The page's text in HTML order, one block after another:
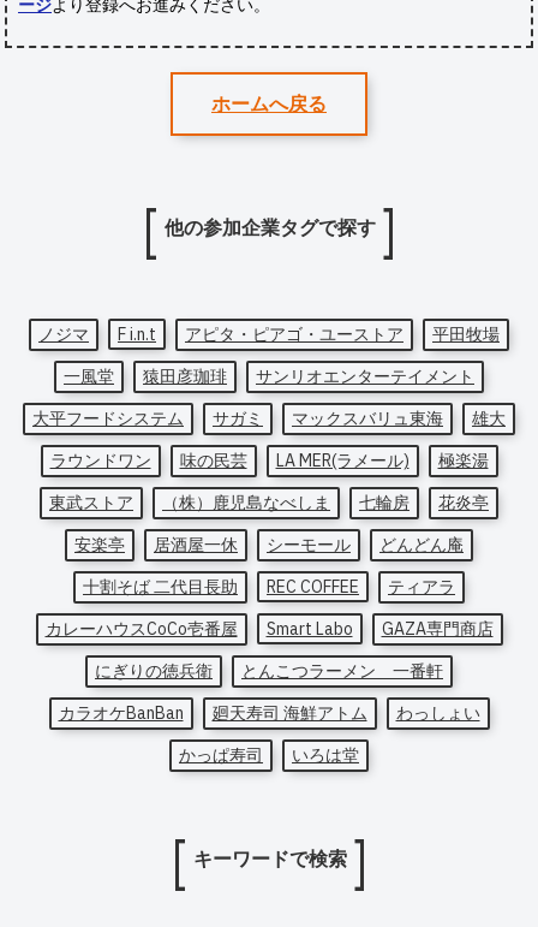
ージより登録へお進みください。
ホームへ戻る
他の参加企業タグで探す
ノジマ F i.n.t アピタ・ピアゴ・ユーストア
平田牧場
一風堂
猿田彦珈琲
サンリオエンターテイメント
大平フードシステム
サガミ マックスバリュ東海
雄大
ラウンドワン
味の民芸 LA MER(ラメール)
極楽湯
東武ストア
（株）鹿児島なべしま 七輪房
花炎亭
安楽亭
居酒屋一休 シーモール
どんどん庵
十割そば 二代目長助
REC COFFEE
ティアラ
カレーハウスCoCo壱番屋
Smart Labo
GAZA専門商店
にぎりの徳兵衛
とんこつラーメン 一番軒
カラオケBanBan
廻天寿司 海鮮アトム
わっしょい
かっぱ寿司
いろは堂
キーワードで検索